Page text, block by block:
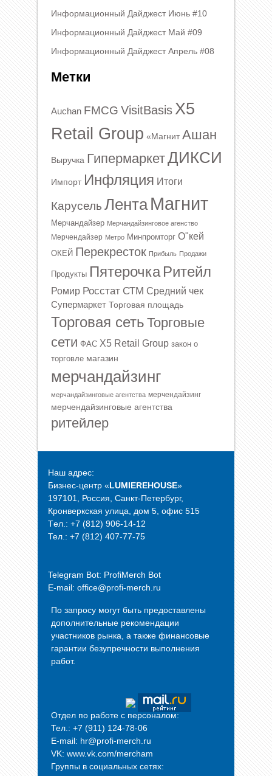
Информационный Дайджест Июнь #10
Информационный Дайджест Май #09
Информационный Дайджест Апрель #08
Метки
Auchan FMCG VisitBasis X5
Retail Group «Магнит Ашан
Выручка ГипермаркетДИКСИ
Импорт Инфляция Итоги
Карусель Лента Магнит
Мерчандайзер Мерчандайзинговое агенство
Мерчендайзер Метро Минпромторг О"кей
ОКЕЙ Перекресток Прибыль Продажи
Продукты Пятерочка Ритейл
Ромир Росстат СТМ Средний чек
Супермаркет Торговая площадь
Торговая сеть Торговые
сети ФАС Х5 Retail Group закон о
торговле магазин
мерчандайзинг
мерчандайзинговые агентства мерчендайзинг
мерчендайзинговые агентства
ритейлер
Наш адрес:
Бизнес-центр «LUMIEREHOUSE»
197101, Россия, Санкт-Петербург,
Кронверкская улица, дом 5, офис 515
Tел.: +7 (812) 906-14-12
Тел.: +7 (812) 407-77-75
Telegram Bot: ProfiMerch Bot
E-mail: office@profi-merch.ru
По запросу могут быть предоставлены
дополнительные рекомендации
участников рынка, а также финансовые
гарантии безупречности выполнения
работ.
Отдел по работе с персоналом:
Тел.: +7 (911) 124-78-06
E-mail: hr@profi-merch.ru
VK: www.vk.com/mercham
Группы в социальных сетях: